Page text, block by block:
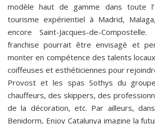
modèle haut de gamme dans toute
tourisme expérientiel à Madrid,
encore Saint-Jacques-de-
franchise pourrait être envisagé et
monter en compétence des talents
coiffeuses et esthéticiennes pour
Provost et les spas Sothys du
chauffeurs, des skippers, des
de la décoration, etc. Par ailleurs,
Benidorm, Enjoy Catalunya imagine la